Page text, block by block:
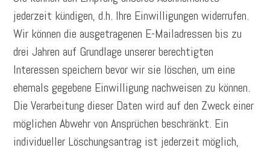
jederzeit kündigen, d.h. Ihre Einwilligungen widerrufen.
Wir können die ausgetragenen E-Mailadressen bis zu
drei Jahren auf Grundlage unserer berechtigten
Interessen speichern bevor wir sie löschen, um eine
ehemals gegebene Einwilligung nachweisen zu können.
Die Verarbeitung dieser Daten wird auf den Zweck einer
möglichen Abwehr von Ansprüchen beschränkt. Ein
individueller Löschungsantrag ist jederzeit möglich,